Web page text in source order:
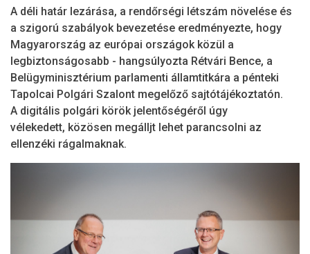
A déli határ lezárása, a rendőrségi létszám növelése és
a szigorú szabályok bevezetése eredményezte, hogy
Magyarország az európai országok közül a
legbiztonságosabb - hangsúlyozta Rétvári Bence, a
Belügyminisztérium parlamenti államtitkára a pénteki
Tapolcai Polgári Szalont megelőző sajtótájékoztatón.
A digitális polgári körök jelentőségéről úgy
vélekedett, közösen megálljt lehet parancsolni az
ellenzéki rágalmaknak.